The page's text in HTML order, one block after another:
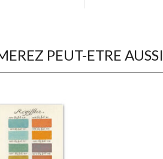
PEUT-ETRE AUSSI